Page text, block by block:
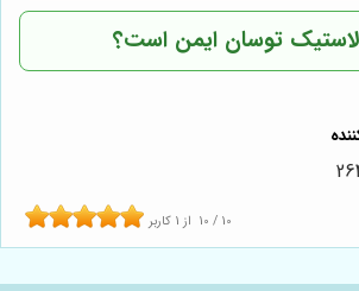
لاستیک توسان ایمن است؟
10 / 10 از 1 کاربر